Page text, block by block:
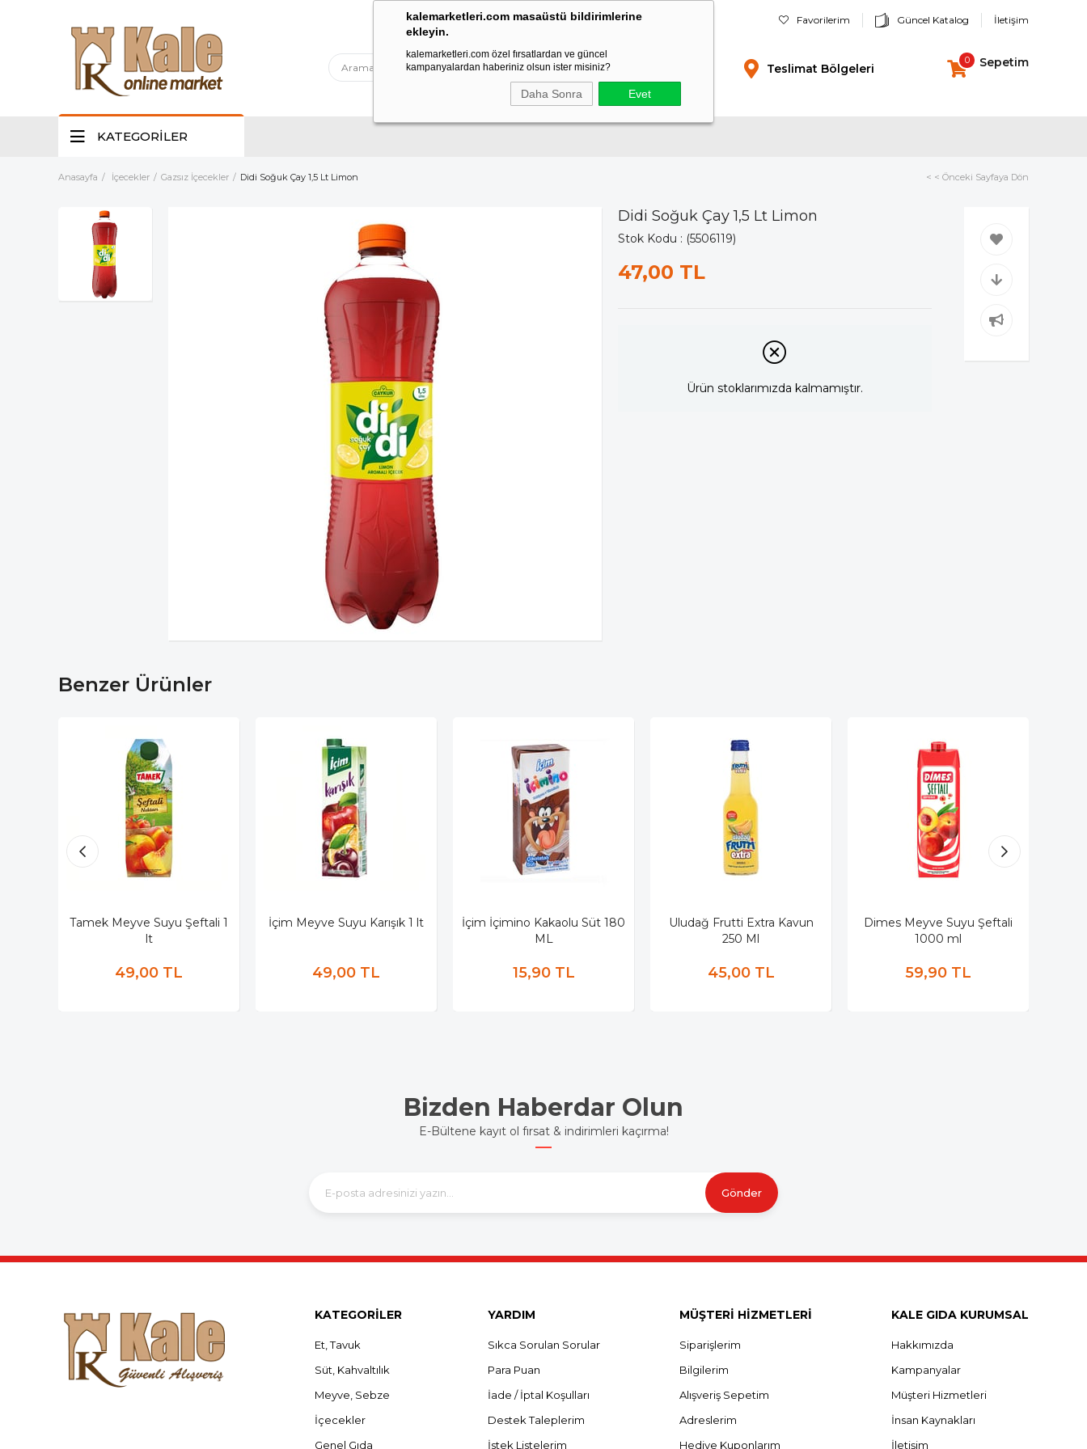
kalemarketleri.com masaüstü bildirimlerine
ekleyin.
kalemarketleri.com özel fırsatlardan ve güncel
kampanyalardan haberiniz olsun ister misiniz?
Daha Sonra Evet
Favorilerim Güncel Katalog İletişim
Sepetim
0
Teslimat Bölgeleri
KATEGORİLER
Anasayfa İçecekler Gazsız İçecekler Didi Soğuk Çay 1,5 Lt Limon < < Önceki Sayfaya Dön
Didi Soğuk Çay 1,5 Lt Limon
Stok Kodu (5506119)
47,00 TL
Ürün stoklarımızda kalmamıştır.
Benzer Ürünler
Tamek Meyve Suyu Şeftali 1
lt
49,00 TL
İçim Meyve Suyu Karışık 1 lt
49,00 TL
İçim İçimino Kakaolu Süt 180
ML
15,90 TL
Uludağ Frutti Extra Kavun
250 Ml
45,00 TL
Dimes Meyve Suyu Şeftali
1000 ml
59,90 TL
Bizden Haberdar Olun
E-Bültene kayıt ol fırsat & indirimleri kaçırma!
Gönder
KATEGORİLER
Et, Tavuk
Süt, Kahvaltılık
Meyve, Sebze
İçecekler
Genel Gıda
YARDIM
Sıkca Sorulan Sorular
Para Puan
İade / İptal Koşulları
Destek Taleplerim
İstek Listelerim
MÜŞTERİ HİZMETLERİ
Siparişlerim
Bilgilerim
Alışveriş Sepetim
Adreslerim
Hediye Kuponlarım
KALE GIDA KURUMSAL
Hakkımızda
Kampanyalar
Müşteri Hizmetleri
İnsan Kaynakları
İletişim